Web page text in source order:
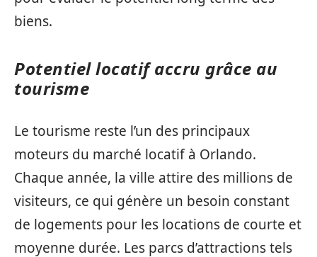
biens.
Potentiel locatif accru grâce au
tourisme
Le tourisme reste l’un des principaux
moteurs du marché locatif à Orlando.
Chaque année, la ville attire des millions de
visiteurs, ce qui génère un besoin constant
de logements pour les locations de courte et
moyenne durée. Les parcs d’attractions tels